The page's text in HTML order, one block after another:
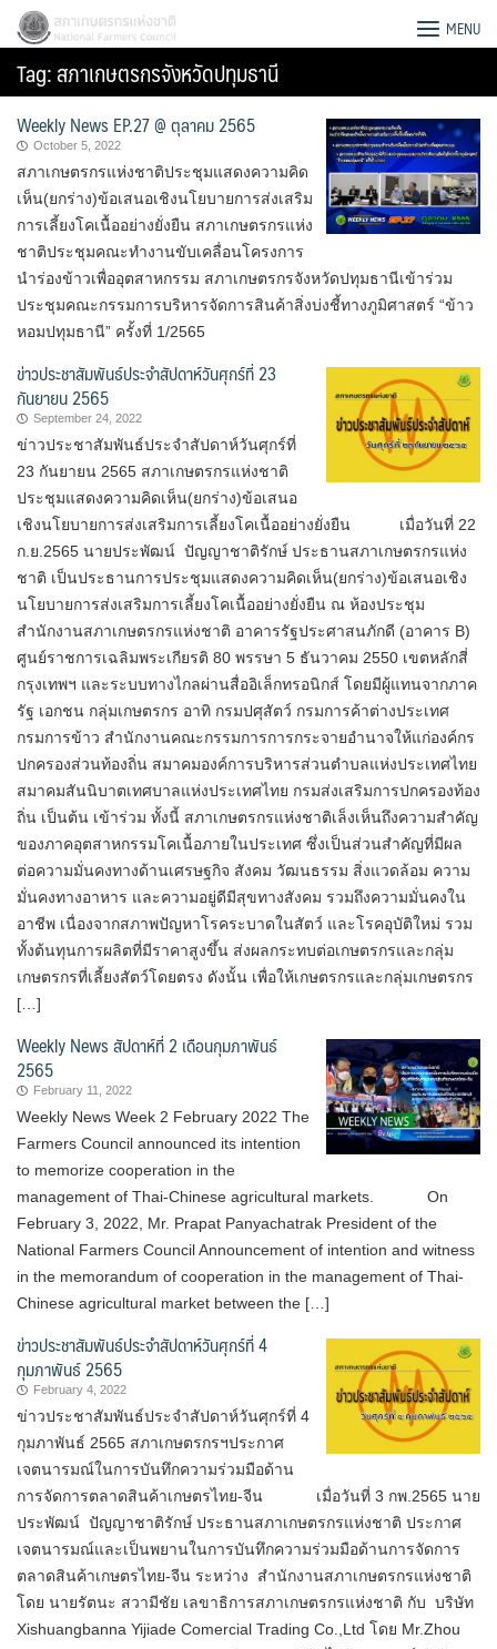
Skip
content
Search
for:
สภาเกษตรกรแห่งชาติ MENU
Tag:สภาเกษตรกรจังหวัดปทุมธานี
Weekly News EP.27 @ ตุลาคม 2565
October 5, 2022
สภาเกษตรกรแห่งชาติประชุมแสดงความคิด
เห็น(ยกร่าง)ข้อเสนอเชิงนโยบายการส่งเสริม
การเลี้ยงโคเนื้ออย่างยั่งยืน สภาเกษตรกรแห่ง
ชาติประชุมคณะทำงานขับเคลื่อนโครงการ
นำร่องข้าวเพื่ออุตสาหกรรม สภาเกษตรกรจังหวัดปทุมธานีเข้าร่วม
ประชุมคณะกรรมการบริหารจัดการสินค้าสิ่งบ่งชี้ทางภูมิศาสตร์ “ข้าว
หอมปทุมธานี” ครั้งที่ 1/2565
ข่าวประชาสัมพันธ์ประจำสัปดาห์วันศุกร์ที่ 23
กันยายน 2565
September 24, 2022
ข่าวประชาสัมพันธ์ประจำสัปดาห์วันศุกร์ที่
23 กันยายน 2565 สภาเกษตรกรแห่งชาติ
ประชุมแสดงความคิดเห็น(ยกร่าง)ข้อเสนอ
เชิงนโยบายการส่งเสริมการเลี้ยงโคเนื้ออย่างยั่งยืน เมื่อวันที่ 22
ก.ย.2565 นายประพัฒน์ ปัญญาชาติรักษ์ ประธานสภาเกษตรกรแห่ง
ชาติ เป็นประธานการประชุมแสดงความคิดเห็น(ยกร่าง)ข้อเสนอเชิง
นโยบายการส่งเสริมการเลี้ยงโคเนื้ออย่างยั่งยืน ณ ห้องประชุม
สำนักงานสภาเกษตรกรแห่งชาติ อาคารรัฐประศาสนภักดี (อาคาร B)
ศูนย์ราชการเฉลิมพระเกียรติ 80 พรรษา 5 ธันวาคม 2550 เขตหลักสี่
กรุงเทพฯ และระบบทางไกลผ่านสื่ออิเล็กทรอนิกส์ โดยมีผู้แทนจากภาค
รัฐ เอกชน กลุ่มเกษตรกร อาทิ กรมปศุสัตว์ กรมการค้าต่างประเทศ
กรมการข้าว สำนักงานคณะกรรมการการกระจายอำนาจให้แก่องค์กร
ปกครองส่วนท้องถิ่น สมาคมองค์การบริหารส่วนตำบลแห่งประเทศไทย
สมาคมสันนิบาตเทศบาลแห่งประเทศไทย กรมส่งเสริมการปกครองท้อง
ถิ่น เป็นต้น เข้าร่วม ทั้งนี้ สภาเกษตรกรแห่งชาติเล็งเห็นถึงความสำคัญ
ของภาคอุตสาหกรรมโคเนื้อภายในประเทศ ซึ่งเป็นส่วนสำคัญที่มีผล
ต่อความมั่นคงทางด้านเศรษฐกิจ สังคม วัฒนธรรม สิ่งแวดล้อม ความ
มั่นคงทางอาหาร และความอยู่ดีมีสุขทางสังคม รวมถึงความมั่นคงใน
อาชีพ เนื่องจากสภาพปัญหาโรคระบาดในสัตว์ และโรคอุบัติใหม่ รวม
ทั้งต้นทุนการผลิตที่มีราคาสูงขึ้น ส่งผลกระทบต่อเกษตรกรและกลุ่ม
เกษตรกรที่เลี้ยงสัตว์โดยตรง ดังนั้น เพื่อให้เกษตรกรและกลุ่มเกษตรกร
[…]
Weekly News สัปดาห์ที่ 2 เดือนกุมภาพันธ์
2565
February 11, 2022
Weekly News Week 2 February 2022 The
Farmers Council announced its intention
to memorize cooperation in the
management of Thai-Chinese agricultural markets. On
February 3, 2022, Mr. Prapat Panyachatrak President of the
National Farmers Council Announcement of intention and witness
in the memorandum of cooperation in the management of Thai-
Chinese agricultural market between the […]
ข่าวประชาสัมพันธ์ประจำสัปดาห์วันศุกร์ที่ 4
กุมภาพันธ์ 2565
February 4, 2022
ข่าวประชาสัมพันธ์ประจำสัปดาห์วันศุกร์ที่ 4
กุมภาพันธ์ 2565 สภาเกษตรกรฯประกาศ
เจตนารมณ์ในการบันทึกความร่วมมือด้าน
การจัดการตลาดสินค้าเกษตรไทย-จีน เมื่อวันที่​ 3​ กพ.2565​ นาย
ประพัฒน์ ปัญญาชาติรักษ์ ประธานสภาเกษตรกรแห่งชาติ ประกาศ
เจตนารมณ์และเป็นพยานในการบันทึกความร่วมมือ​ด้านการจัดการ
ตลาดสินค้าเกษตรไทย-จีน ระหว่าง สำนักงานสภาเกษตรกรแห่งชาติ
โดย นายรัตนะ สวามีชัย เลขาธิการสภาเกษตรกรแห่งชาติ กับ บริษัท
Xishuangbanna Yijiade Comercial Trading Co.,Ltd​ โดย Mr.Zhou